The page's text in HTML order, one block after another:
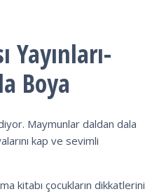
Yayınları-
Boya
Maymunlar daldan dala
kap ve sevimli
kitabı çocukların dikkatlerini